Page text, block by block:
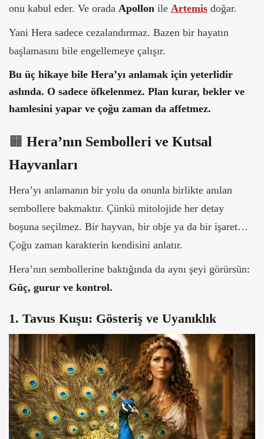
onu kabul eder. Ve orada Apollon ile Artemis doğar.
Yani Hera sadece cezalandırmaz. Bazen bir hayatın
başlamasını bile engellemeye çalışır.
Bu üç hikaye bile Hera’yı anlamak için yeterlidir
aslında. O sadece öfkelenmez. Plan kurar, bekler ve
hamlesini yapar ve çoğu zaman da affetmez.
🟧 Hera’nın Sembolleri ve Kutsal
Hayvanları
Hera’yı anlamanın bir yolu da onunla birlikte anılan
sembollere bakmaktır. Çünkü mitolojide her detay
boşuna seçilmez. Bir hayvan, bir obje ya da bir işaret…
Çoğu zaman karakterin kendisini anlatır.
Hera’nın sembollerine baktığında da aynı şeyi görürsün:
Güç, gurur ve kontrol.
1. Tavus Kuşu: Gösteriş ve Uyanıklık